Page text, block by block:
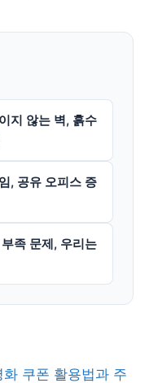
지 않는 벽, 흙수
, 공유 오피스 증
족 문제, 우리는
쿠폰 활용법과 주